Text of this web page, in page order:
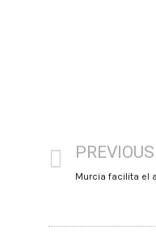
PREVIOUS